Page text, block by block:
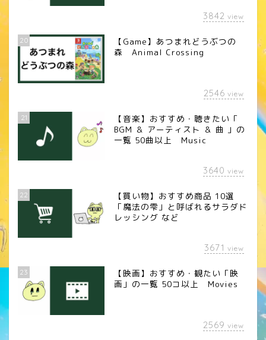
3842 view
20
【Game】あつまれどうぶつの
森 Animal Crossing
2546 view
21
【音楽】おすすめ・聴きたい「
BGM ＆ アーティスト ＆ 曲 」の
一覧 50曲以上 Music
3640 view
22
【買い物】おすすめ商品 10選
「魔法の雫」と呼ばれるサラダド
レッシング など
3671 view
23
【映画】おすすめ・観たい「映
画」の一覧 50コ以上 Movies
2569 view